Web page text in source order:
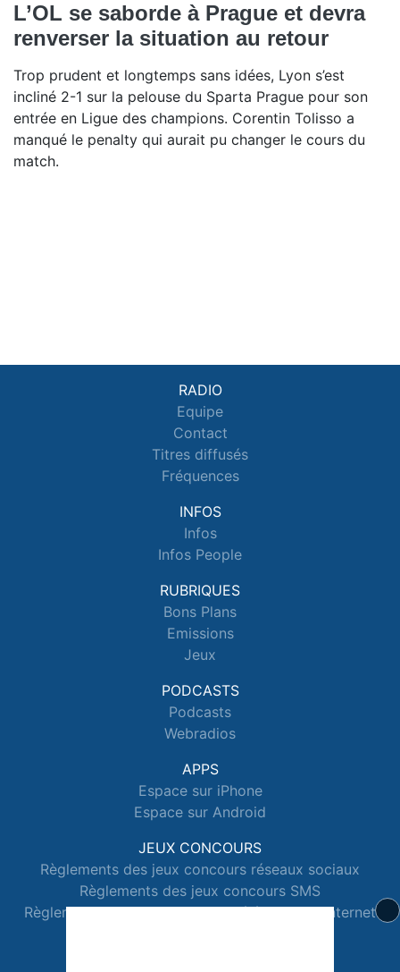
L’OL se saborde à Prague et devra
renverser la situation au retour
Trop prudent et longtemps sans idées, Lyon s’est
incliné 2-1 sur la pelouse du Sparta Prague pour son
entrée en Ligue des champions. Corentin Tolisso a
manqué le penalty qui aurait pu changer le cours du
match.
RADIO
Equipe
Contact
Titres diffusés
Fréquences
INFOS
Infos
Infos People
RUBRIQUES
Bons Plans
Emissions
Jeux
PODCASTS
Podcasts
Webradios
APPS
Espace sur iPhone
Espace sur Android
JEUX CONCOURS
Règlements des jeux concours réseaux sociaux
Règlements des jeux concours SMS
Règlements des jeux concours téléphone et internet